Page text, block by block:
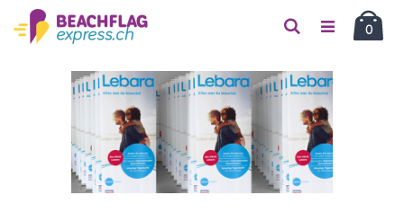
0Artikel
Suche